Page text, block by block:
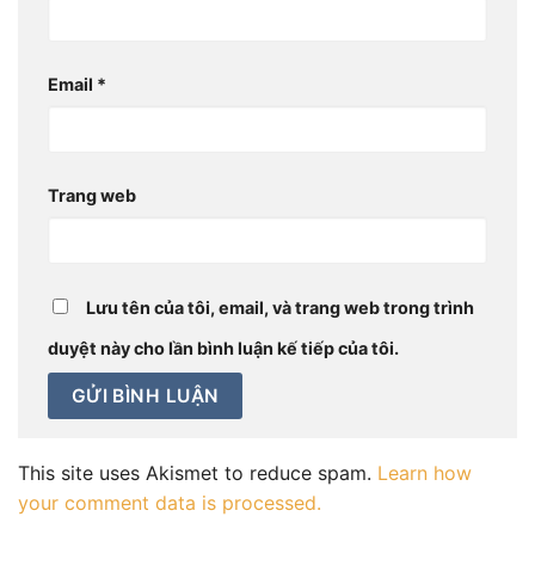
Email *
Trang web
Lưu tên của tôi, email, và trang web trong trình
duyệt này cho lần bình luận kế tiếp của tôi.
This site uses Akismet to reduce spam. Learn how
your comment data is processed.